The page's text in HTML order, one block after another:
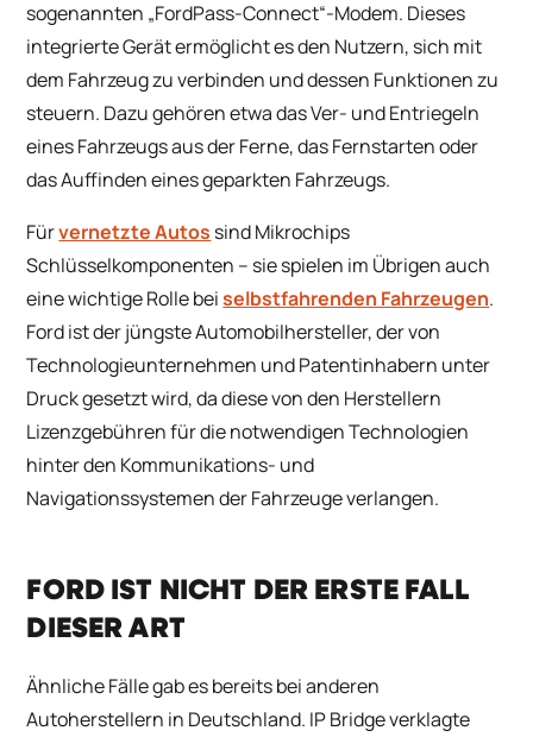
sogenannten „FordPass-Connect“-Modem. Dieses
integrierte Gerät ermöglicht es den Nutzern, sich mit
dem Fahrzeug zu verbinden und dessen Funktionen zu
steuern. Dazu gehören etwa das Ver- und Entriegeln
eines Fahrzeugs aus der Ferne, das Fernstarten oder
das Auffinden eines geparkten Fahrzeugs.
Fürvernetzte Autos sind Mikrochips
Schlüsselkomponenten – sie spielen im Übrigen auch
eine wichtige Rolle beiselbstfahrenden Fahrzeugen.
Ford ist der jüngste Automobilhersteller, der von
Technologieunternehmen und Patentinhabern unter
Druck gesetzt wird, da diese von den Herstellern
Lizenzgebühren für die notwendigen Technologien
hinter den Kommunikations- und
Navigationssystemen der Fahrzeuge verlangen.
FORD IST NICHT DER ERSTE FALL
DIESER ART
Ähnliche Fälle gab es bereits bei anderen
Autoherstellern in Deutschland. IP Bridge verklagte